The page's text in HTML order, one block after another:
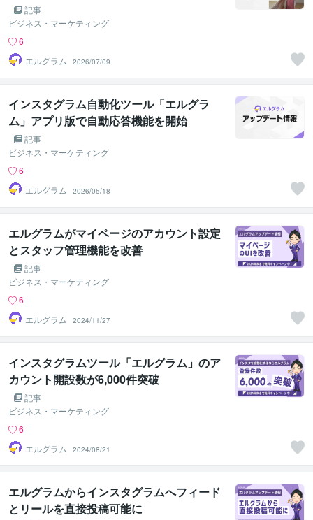
記事
ビジネス・マーケティング
6
エルグラム
2026/07/09
インスタグラム自動化ツール「エルグラ
ム」アプリ版で自動応答機能を開始
記事
ビジネス・マーケティング
6
エルグラム
2026/05/18
エルグラムがマイページのアカウント設定
とスタッフ管理機能を改善
記事
ビジネス・マーケティング
6
エルグラム
2024/11/27
インスタグラムツール「エルグラム」のア
カウント開設数が6,000件突破
記事
ビジネス・マーケティング
6
エルグラム
2024/08/21
エルグラムからインスタグラムへフィード
とリールを直接投稿可能に